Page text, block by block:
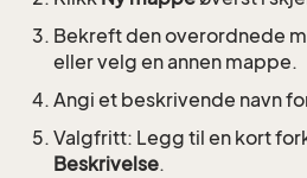
Bekreft den overordnede
eller velg en annen mappe.
Angi et beskrivende navn
Valgfritt: Legg til en kort
Beskrivelse.